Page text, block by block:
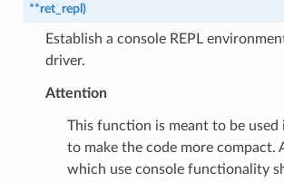
**ret_repl )
Establish a console REPL
driver.
Attention
This function is meant to be used
to make the code more compact.
which use console functionality